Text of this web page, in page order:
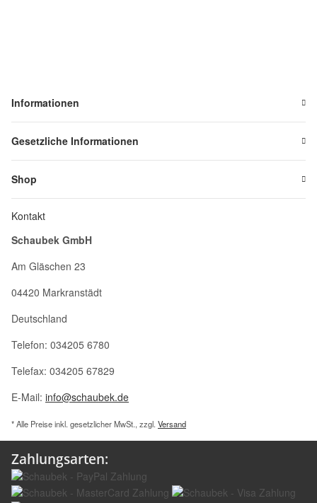
Informationen
Gesetzliche Informationen
Shop
Kontakt
Schaubek GmbH
Am Gläschen 23
04420 Markranstädt
Deutschland
Telefon: 034205 6780
Telefax: 034205 67829
E-Mail: info@schaubek.de
* Alle Preise inkl. gesetzlicher MwSt., zzgl. Versand
Zahlungsarten: